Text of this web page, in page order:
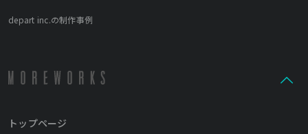
depart inc.の制作事例
トップページ